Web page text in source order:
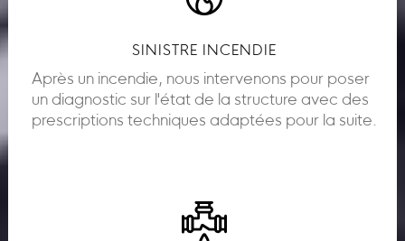
SINISTRE INCENDIE
Après un incendie, nous intervenons pour poser
un diagnostic sur l'état de la structure avec des
prescriptions techniques adaptées pour la suite.